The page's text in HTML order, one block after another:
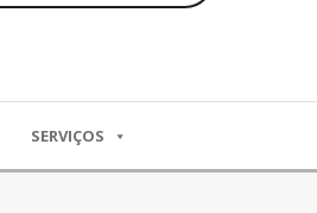
SERVIÇOS